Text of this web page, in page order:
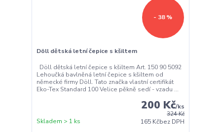
- 38 %
Döll dětská letní čepice s kšiltem
Döll dětská letní čepice s kšiltem Art. 150 90 5092
Lehoučká bavlněná letní čepice s kšiltem od
německé firmy Döll. Tato značka vlastní certifikát
Eko-Tex Standard 100 Velice pěkně sedí - vzadu ...
324 Kč
200 Kč/ks
165 Kčbez DPH
Skladem > 1 ks